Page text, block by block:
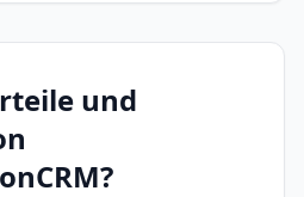
und
?